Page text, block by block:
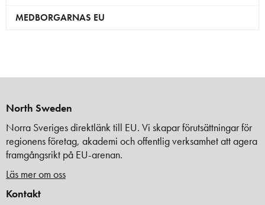
MEDBORGARNAS EU
North Sweden
Norra Sveriges direktlänk till EU. Vi skapar förutsättningar för
regionens företag, akademi och offentlig verksamhet att agera
framgångsrikt på EU-arenan.
Läs mer om oss
Kontakt